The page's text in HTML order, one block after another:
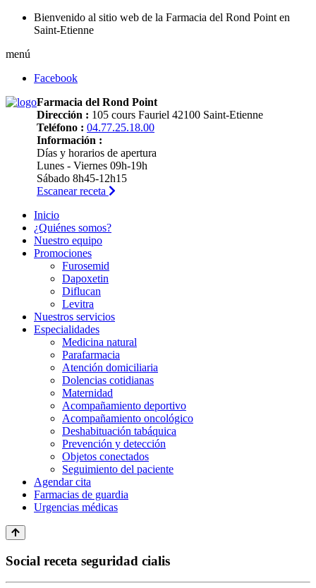
Bienvenido al sitio web de la Farmacia del Rond Point en
Saint-Etienne
menú
Facebook
Farmacia del Rond Point
Dirección : 105 cours Fauriel 42100 Saint-Etienne
Teléfono : 04.77.25.18.00
Información :
Días y horarios de apertura
Lunes - Viernes 09h-19h
Sábado 8h45-12h15
Escanear receta
Inicio
¿Quiénes somos?
Nuestro equipo
Promociones
Furosemid
Dapoxetin
Diflucan
Levitra
Nuestros servicios
Especialidades
Medicina natural
Parafarmacia
Atención domiciliaria
Dolencias cotidianas
Maternidad
Acompañamiento deportivo
Acompañamiento oncológico
Deshabituación tabáquica
Prevención y detección
Objetos conectados
Seguimiento del paciente
Agendar cita
Farmacias de guardia
Urgencias médicas
Social receta seguridad cialis